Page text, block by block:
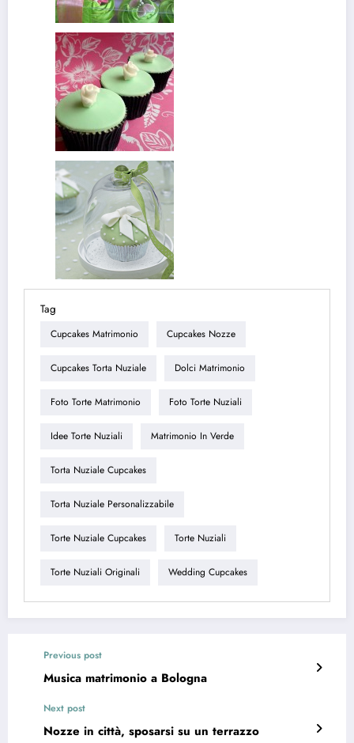
Tag
Cupcakes Matrimonio Cupcakes Nozze
Cupcakes Torta Nuziale Dolci Matrimonio
Foto Torte Matrimonio Foto Torte Nuziali
Idee Torte Nuziali Matrimonio In Verde
Torta Nuziale Cupcakes
Torta Nuziale Personalizzabile
Torte Nuziale Cupcakes Torte Nuziali
Torte Nuziali Originali Wedding Cupcakes
Previous post
Musica matrimonio a Bologna
Next post
Nozze in città, sposarsi su un terrazzo